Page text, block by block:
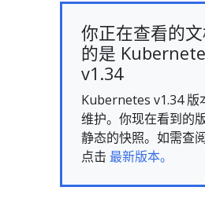
你正在查看的
的是
v1.34
Kubernetes v1.34 版
维护。你现在看到的
静态的快照。如需查
点击 最新版本。